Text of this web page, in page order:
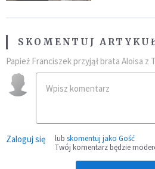
SKOMENTUJ
Papież Franciszek przyjął brata Aloisa z
Zaloguj się lub skomentuj jako Gość
Twój komentarz będzie